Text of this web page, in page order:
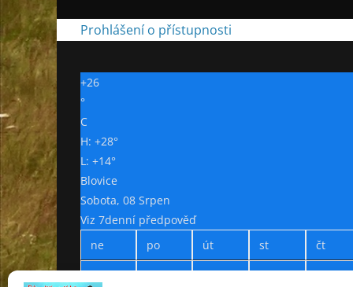
Prohlášení o přístupnosti
+26
°
C
H: +28°
L: +14°
Blovice
Sobota, 08 Srpen
Viz 7denní předpověď
ne
po út st čt